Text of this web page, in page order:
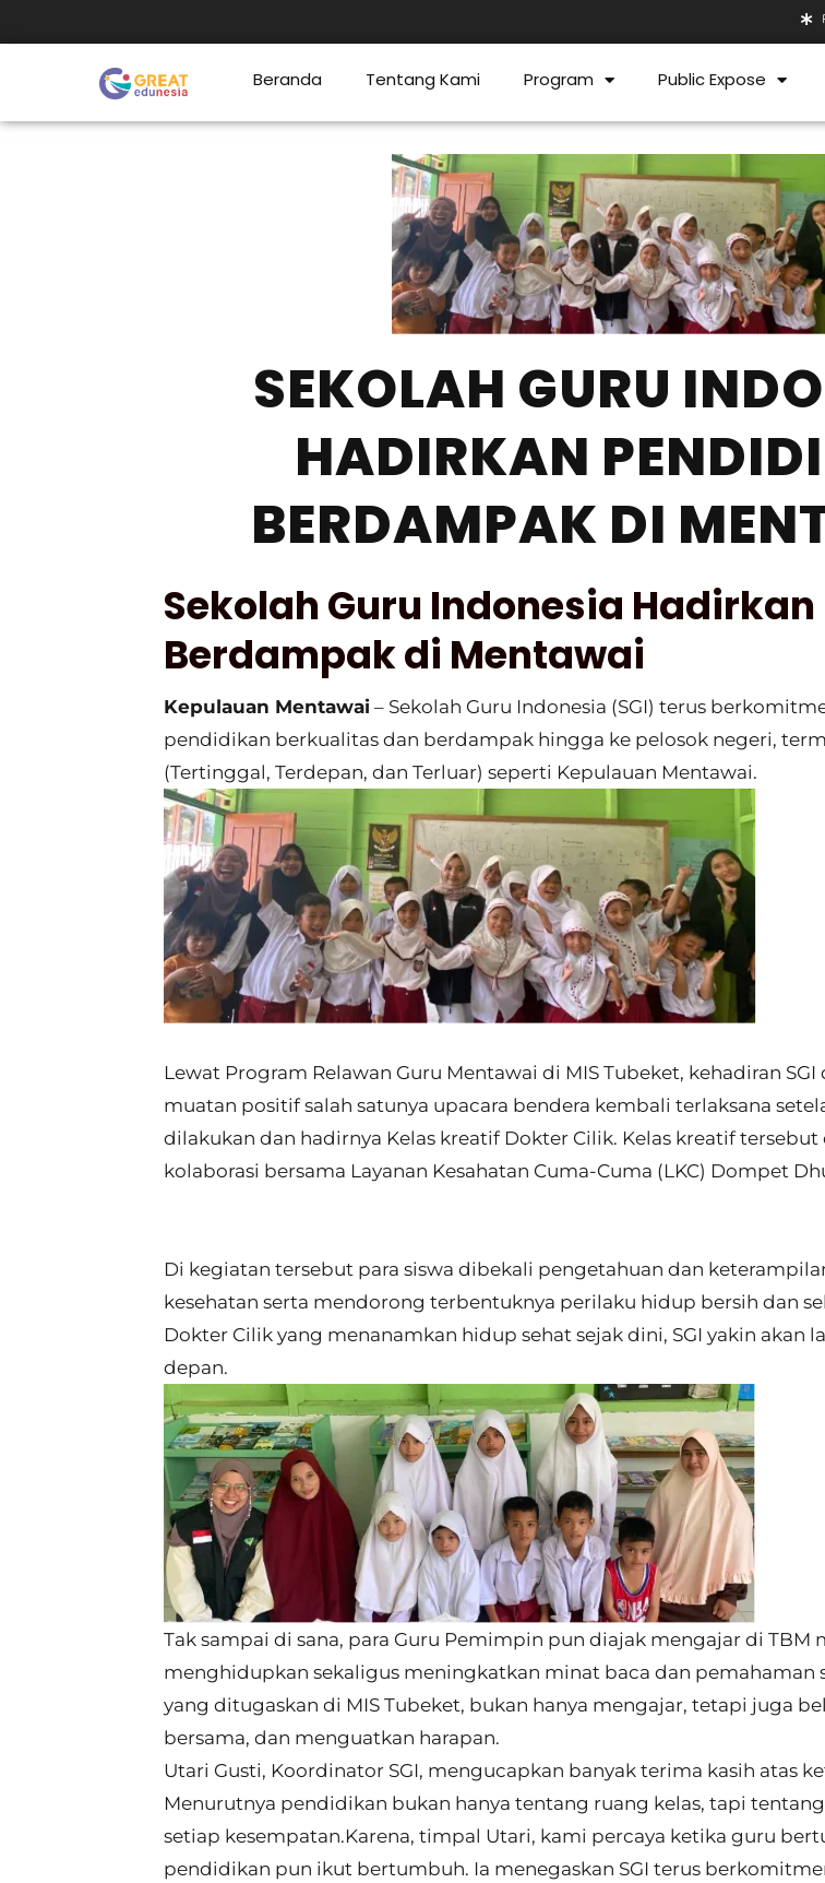
Beranda Tentang Kami Program Public Expose
SEKOLAH GURU
HADIRKAN
BERDAMPAK DI
Sekolah Guru Indonesia
Berdampak di Mentawai
Kepulauan Mentawai – Sekolah Guru Indonesia (SGI) terus
pendidikan berkualitas dan berdampak hingga ke pelosok negeri,
(Tertinggal, Terdepan, dan Terluar) seperti Kepulauan Mentawai.
Lewat Program Relawan Guru Mentawai di MIS Tubeket, kehadiran
muatan positif salah satunya upacara bendera kembali terlaksana
dilakukan dan hadirnya Kelas kreatif Dokter Cilik. Kelas kreatif
kolaborasi bersama Layanan Kesahatan Cuma-Cuma (LKC) Dompet
Di kegiatan tersebut para siswa dibekali pengetahuan dan
kesehatan serta mendorong terbentuknya perilaku hidup bersih dan
Dokter Cilik yang menanamkan hidup sehat sejak dini, SGI yakin akan
depan.
Tak sampai di sana, para Guru Pemimpin pun diajak mengajar di TBM
menghidupkan sekaligus meningkatkan minat baca dan pemahaman
yang ditugaskan di MIS Tubeket, bukan hanya mengajar, tetapi juga
bersama, dan menguatkan harapan.
Utari Gusti, Koordinator SGI, mengucapkan banyak terima kasih atas
Menurutnya pendidikan bukan hanya tentang ruang kelas, tapi
setiap kesempatan.Karena, timpal Utari, kami percaya ketika guru
pendidikan pun ikut bertumbuh. Ia menegaskan SGI terus